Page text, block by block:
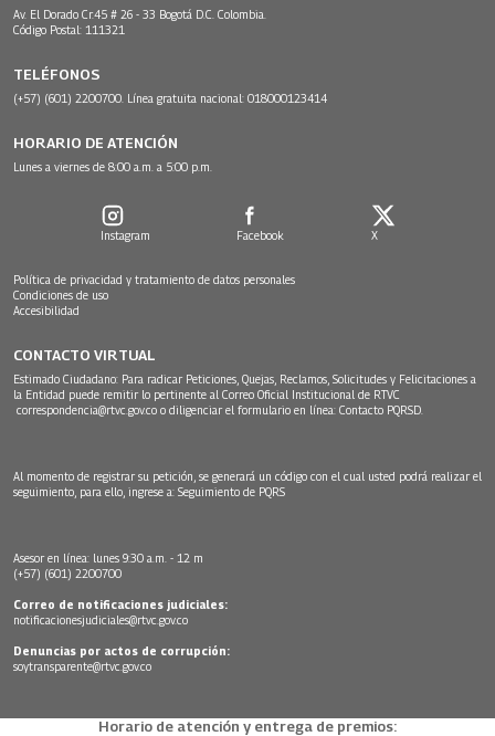
Av. El Dorado Cr.45 # 26 - 33 Bogotá D.C. Colombia.
Código Postal: 111321
TELÉFONOS
(+57) (601) 2200700. Línea gratuita nacional: 018000123414
HORARIO DE ATENCIÓN
Lunes a viernes de 8:00 a.m. a 5:00 p.m.
Instagram Facebook X
Política de privacidad y tratamiento de datos personales
Condiciones de uso
Accesibilidad
CONTACTO VIRTUAL
Estimado Ciudadano: Para radicar Peticiones, Quejas, Reclamos, Solicitudes y Felicitaciones a
la Entidad puede remitir lo pertinente al Correo Oficial Institucional de RTVC
correspondencia@rtvc.gov.co o diligenciar el formulario en línea: Contacto PQRSD.
Al momento de registrar su petición, se generará un código con el cual usted podrá realizar el
seguimiento, para ello, ingrese a: Seguimiento de PQRS
Asesor en línea: lunes 9:30 a.m. - 12 m
(+57) (601) 2200700
Correo de notificaciones judiciales:
notificacionesjudiciales@rtvc.gov.co
Denuncias por actos de corrupción:
soytransparente@rtvc.gov.co
Horario de atención y entrega de premios: